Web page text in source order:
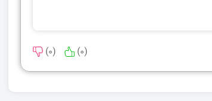
(
0
) (
0
)